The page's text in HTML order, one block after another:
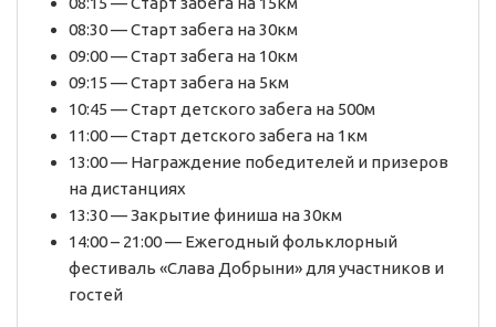
08:30 — Старт забега на 30км
09:00 — Старт забега на 10км
09:15 — Старт забега на 5км
10:45 — Старт детского забега на 500м
11:00 — Старт детского забега на 1км
13:00 — Награждение победителей и призеров
на дистанциях
13:30 — Закрытие финиша на 30км
14:00 – 21:00 — Ежегодный фольклорный
фестиваль «Слава Добрыни» для участников и
гостей